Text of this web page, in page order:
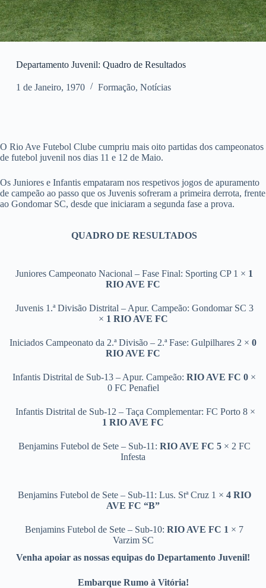
Departamento Juvenil: Quadro de Resultados
1 de Janeiro, 1970 Formação, Notícias
O Rio Ave Futebol Clube cumpriu mais oito partidas dos campeonatos
de futebol juvenil nos dias 11 e 12 de Maio.
Os Juniores e Infantis empataram nos respetivos jogos de apuramento
de campeão ao passo que os Juvenis sofreram a primeira derrota, frente
ao Gondomar SC, desde que iniciaram a segunda fase a prova.
QUADRO DE RESULTADOS
Juniores Campeonato Nacional – Fase Final: Sporting CP 1 × 1
RIO AVE FC
Juvenis 1.ª Divisão Distrital – Apur. Campeão: Gondomar SC 3
× 1 RIO AVE FC
Iniciados Campeonato da 2.ª Divisão – 2.ª Fase: Gulpilhares 2 × 0
RIO AVE FC
Infantis Distrital de Sub-13 – Apur. Campeão: RIO AVE FC 0 ×
0 FC Penafiel
Infantis Distrital de Sub-12 – Taça Complementar: FC Porto 8 ×
1 RIO AVE FC
Benjamins Futebol de Sete – Sub-11: RIO AVE FC 5 × 2 FC
Infesta
Benjamins Futebol de Sete – Sub-11: Lus. Stª Cruz 1 × 4 RIO
AVE FC “B”
Benjamins Futebol de Sete – Sub-10: RIO AVE FC 1 × 7
Varzim SC
Venha apoiar as nossas equipas do Departamento Juvenil!
Embarque Rumo à Vitória!